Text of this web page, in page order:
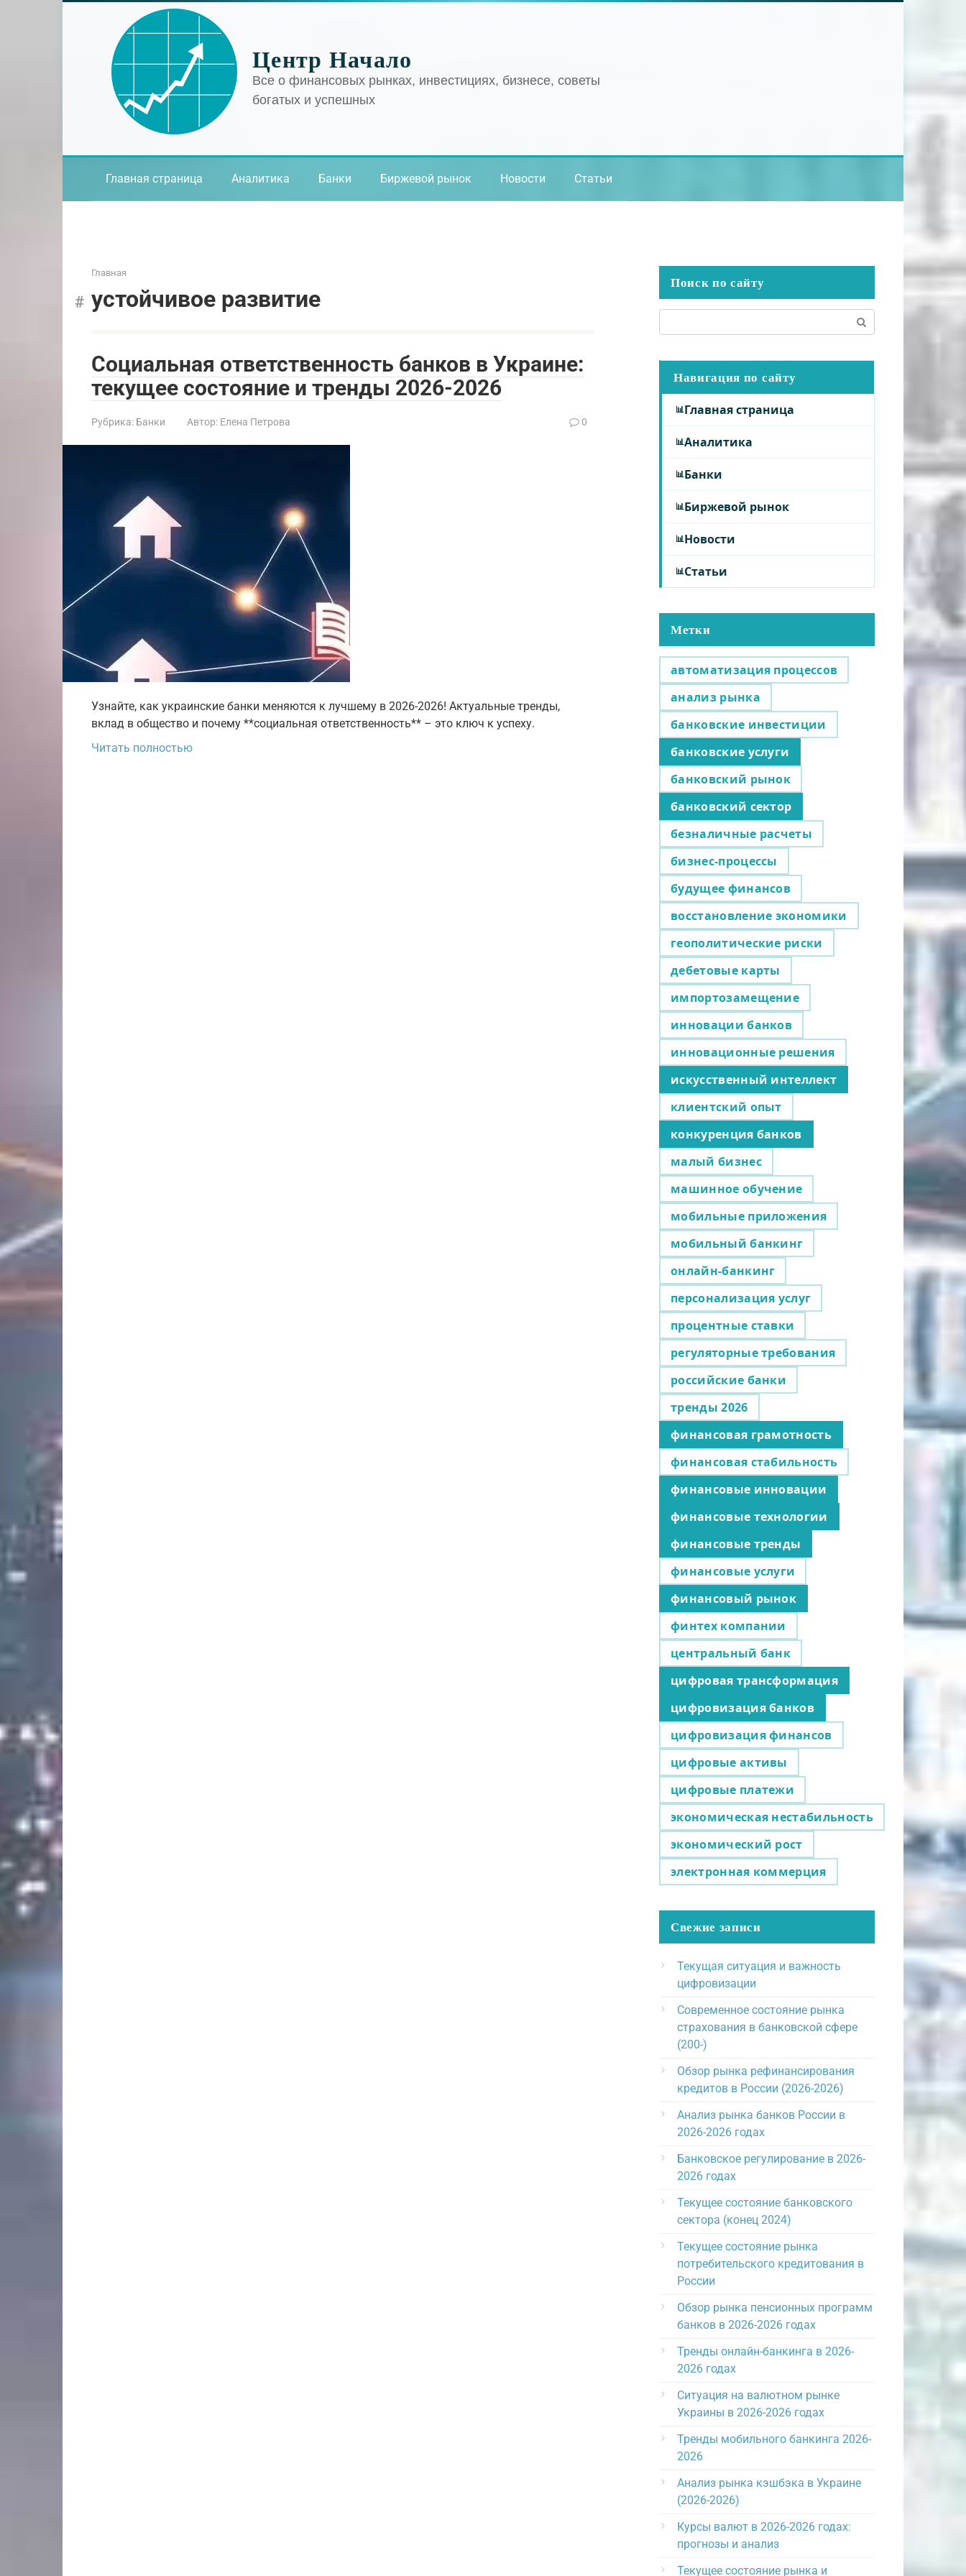
Центр Начало
Все о финансовых рынках, инвестициях, бизнесе, советы
богатых и успешных
Главная страница Аналитика Банки Биржевой рынок Новости Статьи
Главная
устойчивое развитие
Социальная ответственность банков в Украине:
текущее состояние и тренды 2026-2026
Рубрика: Банки Автор: Елена Петрова 0
Узнайте, как украинские банки меняются к лучшему в 2026-2026! Актуальные тренды,
вклад в общество и почему **социальная ответственность** – это ключ к успеху.
Читать полностью
Поиск по сайту
Навигация по сайту
Главная страница
Аналитика
Банки
Биржевой рынок
Новости
Статьи
Метки
автоматизация процессов
анализ рынка
банковские инвестиции
банковские услуги
банковский рынок
банковский сектор
безналичные расчеты
бизнес-процессы
будущее финансов
восстановление экономики
геополитические риски
дебетовые карты
импортозамещение
инновации банков
инновационные решения
искусственный интеллект
клиентский опыт
конкуренция банков
малый бизнес
машинное обучение
мобильные приложения
мобильный банкинг
онлайн-банкинг
персонализация услуг
процентные ставки
регуляторные требования
российские банки
тренды 2026
финансовая грамотность
финансовая стабильность
финансовые инновации
финансовые технологии
финансовые тренды
финансовые услуги
финансовый рынок
финтех компании
центральный банк
цифровая трансформация
цифровизация банков
цифровизация финансов
цифровые активы
цифровые платежи
экономическая нестабильность
экономический рост
электронная коммерция
Свежие записи
Текущая ситуация и важность
цифровизации
Современное состояние рынка
страхования в банковской сфере
(200-)
Обзор рынка рефинансирования
кредитов в России (2026-2026)
Анализ рынка банков России в
2026-2026 годах
Банковское регулирование в 2026-
2026 годах
Текущее состояние банковского
сектора (конец 2024)
Текущее состояние рынка
потребительского кредитования в
России
Обзор рынка пенсионных программ
банков в 2026-2026 годах
Тренды онлайн-банкинга в 2026-
2026 годах
Ситуация на валютном рынке
Украины в 2026-2026 годах
Тренды мобильного банкинга 2026-
2026
Анализ рынка кэшбэка в Украине
(2026-2026)
Курсы валют в 2026-2026 годах:
прогнозы и анализ
Текущее состояние рынка и